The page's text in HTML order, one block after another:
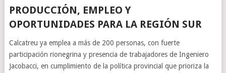
PRODUCCIÓN, EMPLEO Y
OPORTUNIDADES PARA LA REGIÓN SUR
Calcatreu ya emplea a más de 200 personas, con fuerte
participación rionegrina y presencia de trabajadores de Ingeniero
Jacobacci, en cumplimiento de la política provincial que prioriza la